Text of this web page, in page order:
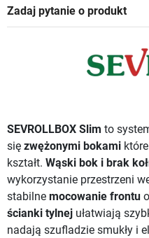
Zadaj pytanie o produkt
SEVROLLBOX Slim to
się zwężonymi bokami
kształt. Wąski bok i brak
wykorzystanie przestrzeni
stabilne mocowanie frontu
ścianki tylnej ułatwiają
nadają szufladzie smukły i